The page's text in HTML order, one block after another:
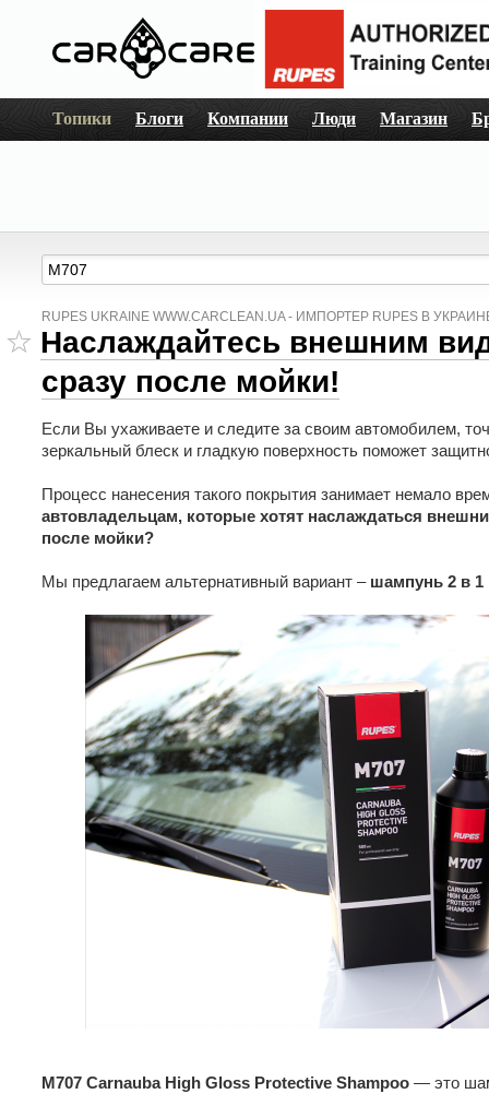
Топики Блоги Компании Люди Магазин
RUPES UKRAINE WWW.CARCLEAN.UA - ИМПОРТЕР RUPES В
Наслаждайтесь внешним
сразу после мойки!
Если Вы ухаживаете и следите за своим автомобилем,
зеркальный блеск и гладкую поверхность поможет
Процесс нанесения такого покрытия занимает немало
автовладельцам, которые хотят наслаждаться
после мойки?
Мы предлагаем альтернативный вариант – шампунь 2 в 1
M707 Carnauba High Gloss Protective Shampoo — это